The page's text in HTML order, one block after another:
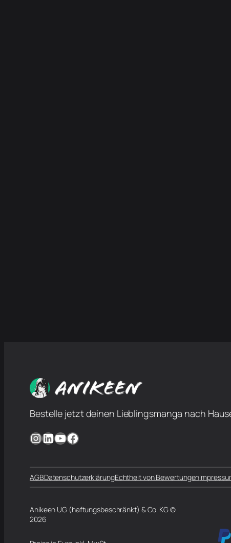
Bestelle jetzt deinen Lieblingsmanga nach
InstagramLinkedIn YouTube Facebook
AGBDatenschutzerklärungEchtheit von Bewertungen
Anikeen UG (haftungsbeschränkt) & Co. KG ©
2026